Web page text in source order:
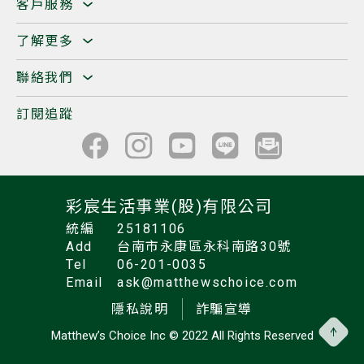
客戶服務
了解更多
聯絡我們
訂閱追蹤
彩宸生活事業(股)有限公司
統編
25181106
Add
台南市永康區永科南路30號
Tel
06-201-0035
Email
ask@matthewschoice.com
隱私說明
詐騙宣導
Matthew’s Choice Inc © 2022 All Rights Reserved